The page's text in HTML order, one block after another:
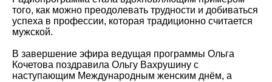
того, как можно преодолевать трудности и добиваться
успеха в профессии, которая традиционно считается
мужской.
В завершение эфира ведущая программы Ольга
Кочетова поздравила Ольгу Вахрушину с
наступающим Международным женским днём, а